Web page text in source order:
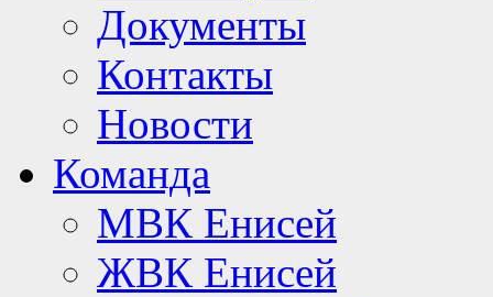
Документы
Контакты
Новости
Команда
МВК Енисей
ЖВК Енисей